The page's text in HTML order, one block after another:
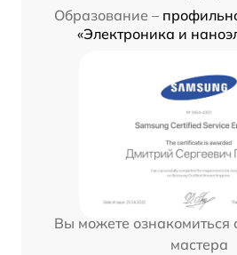
Образование –
«Электроника и
Вы можете ознакомиться
мастера